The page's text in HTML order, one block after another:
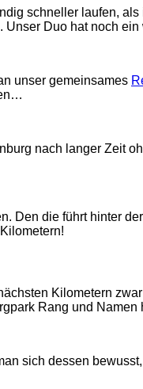
schneller laufen,
Duo hat noch
unser gemeinsames
nach langer Zeit
Den die führt hinter
Kilometern
Rang und Namen
sich dessen